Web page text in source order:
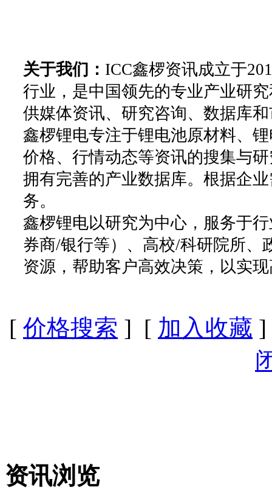
关于我们： ICC鑫椤资讯成立于
行业，是中国领先的专业产业研
供媒体资讯、研究咨询、数据库
鑫椤锂电专注于锂电池原材料、
价格、行情动态等资讯的搜集与
拥有完善的产业数据库。根据企
务。
鑫椤锂电以研究为中心，服务于
券商/银行等）、高校/科研院所、
资源，帮助客户高效决策，以实
[ 价格搜索 ] [ 加入收藏
资讯浏览